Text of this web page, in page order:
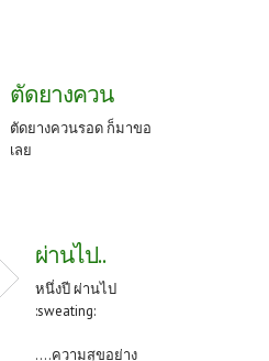
ตัดยางควน
ตัดยางควนรอด ก็มาขอ
เลย
ผ่านไป..
หนึ่งปี ผ่านไป
:sweating:
....ความสุขอย่าง